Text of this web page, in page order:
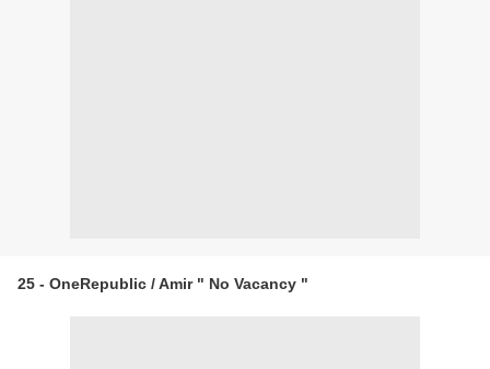
25 - OneRepublic / Amir " No Vacancy "